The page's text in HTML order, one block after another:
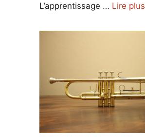
L’apprentissage … Lire plus